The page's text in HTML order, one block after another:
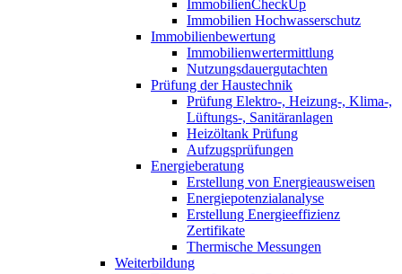
ImmobilienCheckUp
Immobilien Hochwasserschutz
Immobilienbewertung
Immobilienwertermittlung
Nutzungsdauergutachten
Prüfung der Haustechnik
Prüfung Elektro-, Heizung-, Klima-,
Lüftungs-, Sanitäranlagen
Heizöltank Prüfung
Aufzugsprüfungen
Energieberatung
Erstellung von Energieausweisen
Energiepotenzialanalyse
Erstellung Energieeffizienz
Zertifikate
Thermische Messungen
Weiterbildung